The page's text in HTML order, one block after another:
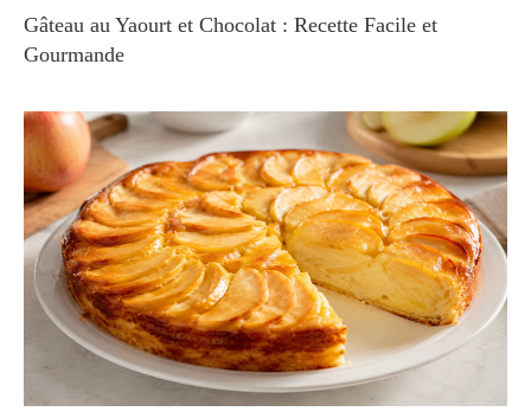
Gâteau au Yaourt et Chocolat : Recette Facile et
Gourmande